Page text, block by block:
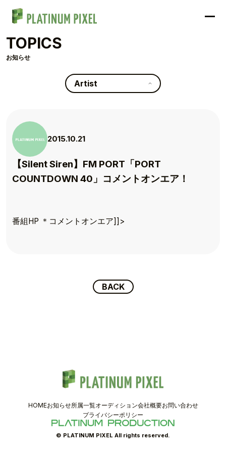
TOPICS
SCHEDULE
COMPANY
PIXEL SHOP
CONTACT
TOPICS
お知らせ
Artist
2015.10.21
【Silent Siren】FM PORT「PORT
COUNTDOWN 40」コメントオンエア！
番組HP ＊コメントオンエア]]>
BACK
HOMEお知らせ所属一覧オーディション会社概要お問い合わせ
プライバシーポリシー
© PLATINUM PIXEL All rights reserved.